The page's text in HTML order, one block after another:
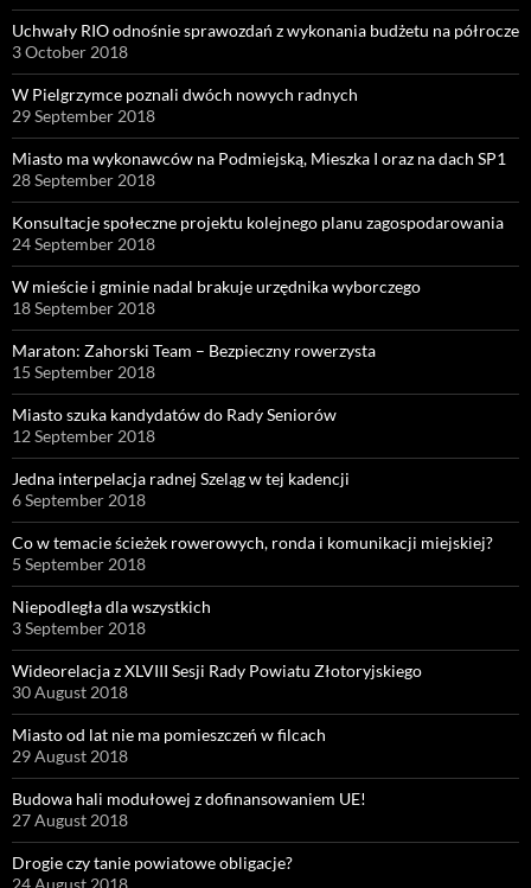
Uchwały RIO odnośnie sprawozdań z wykonania budżetu na półrocze
3 October 2018
W Pielgrzymce poznali dwóch nowych radnych
29 September 2018
Miasto ma wykonawców na Podmiejską, Mieszka I oraz na dach SP1
28 September 2018
Konsultacje społeczne projektu kolejnego planu zagospodarowania
24 September 2018
W mieście i gminie nadal brakuje urzędnika wyborczego
18 September 2018
Maraton: Zahorski Team – Bezpieczny rowerzysta
15 September 2018
Miasto szuka kandydatów do Rady Seniorów
12 September 2018
Jedna interpelacja radnej Szeląg w tej kadencji
6 September 2018
Co w temacie ścieżek rowerowych, ronda i komunikacji miejskiej?
5 September 2018
Niepodległa dla wszystkich
3 September 2018
Wideorelacja z XLVIII Sesji Rady Powiatu Złotoryjskiego
30 August 2018
Miasto od lat nie ma pomieszczeń w filcach
29 August 2018
Budowa hali modułowej z dofinansowaniem UE!
27 August 2018
Drogie czy tanie powiatowe obligacje?